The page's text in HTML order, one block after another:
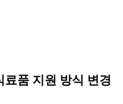
품 지원 방식 변경